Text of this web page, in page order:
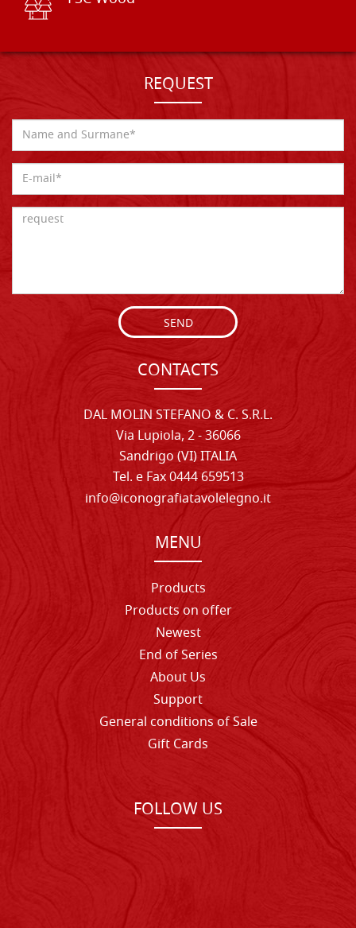
REQUEST
SEND
CONTACTS
DAL MOLIN STEFANO & C. S.R.L.
Via Lupiola, 2 - 36066
Sandrigo (VI) ITALIA
Tel. e Fax 0444 659513
info@iconografiatavolelegno.it
MENU
Products
Products on offer
Newest
End of Series
About Us
Support
General conditions of Sale
Gift Cards
FOLLOW US